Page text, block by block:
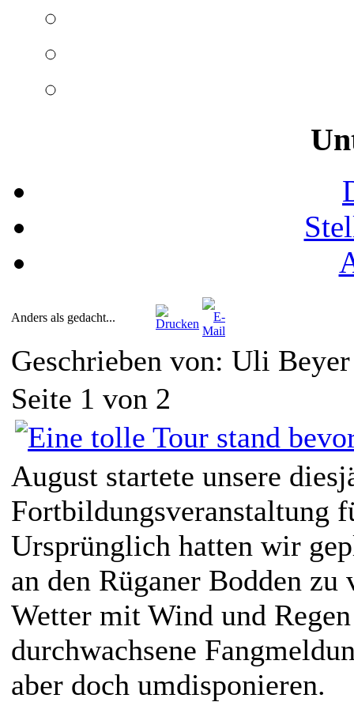
Anders als gedacht...
Geschrieben von: Uli
Seite 1 von 2
August startete unsere
Fortbildungsveranstaltung
Ursprünglich hatten wir
an den Rüganer Bodden
Wetter mit Wind und
durchwachsene
aber doch umdisponieren.